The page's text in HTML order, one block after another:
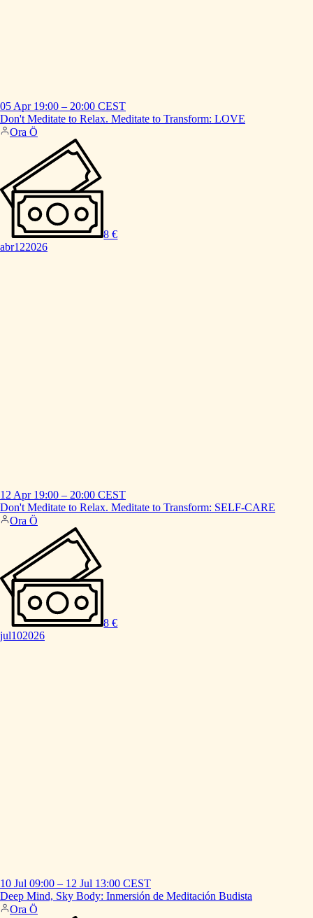
05 Apr 19:00 – 20:00 CEST
Don't Meditate to Relax. Meditate to Transform: LOVE
Ora Ö
8 €
abr122026
12 Apr 19:00 – 20:00 CEST
Don't Meditate to Relax. Meditate to Transform: SELF-CARE
Ora Ö
8 €
jul102026
10 Jul 09:00 – 12 Jul 13:00 CEST
Deep Mind, Sky Body: Inmersión de Meditación Budista
Ora Ö